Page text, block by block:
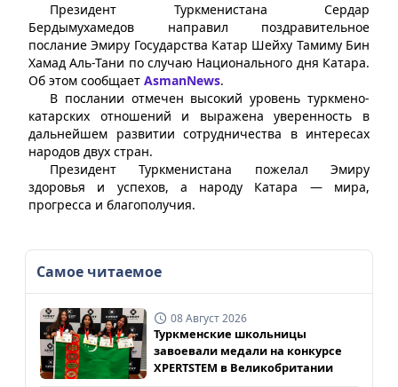
Президент Туркменистана Сердар
Бердымухамедов направил поздравительное
послание Эмиру Государства Катар Шейху Тамиму Бин
Хамад Аль-Тани по случаю Национального дня Катара.
Об этом сообщает AsmanNews.
В послании отмечен высокий уровень туркмено-
катарских отношений и выражена уверенность в
дальнейшем развитии сотрудничества в интересах
народов двух стран.
Президент Туркменистана пожелал Эмиру
здоровья и успехов, а народу Катара — мира,
прогресса и благополучия.
Самое читаемое
08 Август 2026
Туркменские школьницы
завоевали медали на конкурсе
XPERTSTEM в Великобритании